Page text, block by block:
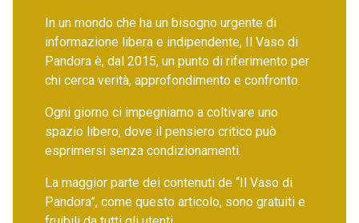
In un mondo che ha un bisogno urgente di
informazione libera e indipendente, Il Vaso di
Pandora è, dal 2015, un punto di riferimento per
chi cerca verità, approfondimento e confronto.
Ogni giorno ci impegniamo a coltivare uno
spazio libero, dove il pensiero critico può
esprimersi senza condizionamenti.
La maggior parte dei contenuti de “Il Vaso di
Pandora”, come questo articolo, sono gratuiti e